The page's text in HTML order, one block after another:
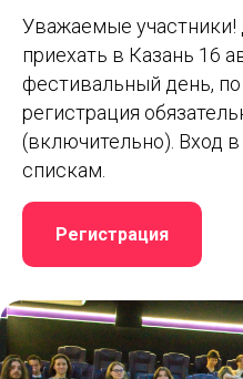
Уважаемые участники!
приехать в Казань 16
фестивальный день,
регистрация
(включительно). Вход
спискам.
Регистрация